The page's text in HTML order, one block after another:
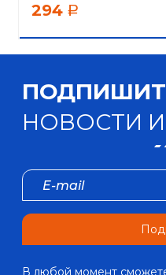
294 a
НОВОСТИ
В любой момент